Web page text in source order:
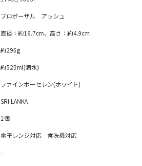
プロポーザル アッシュ
直径：約16.7cm、高さ：約4.9cm
約296g
約525ml(満水)
ファインポーセレン(ホワイト)
SRI LANKA
1個
電子レンジ対応 食洗機対応
-